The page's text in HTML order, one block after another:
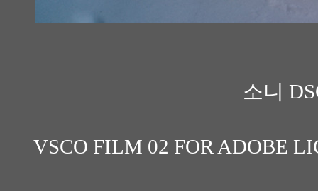
소니
VSCO FILM 02 FOR ADOBE